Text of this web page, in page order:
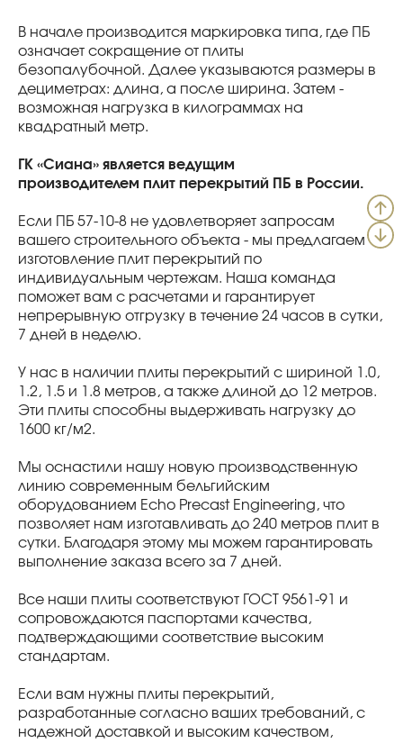
В начале производится маркировка типа, где ПБ
означает сокращение от плиты
безопалубочной. Далее указываются размеры в
дециметрах: длина, а после ширина. Затем -
возможная нагрузка в килограммах на
квадратный метр.
ГК «Сиана» является ведущим
производителем плит перекрытий ПБ в России.
Если ПБ 57-10-8 не удовлетворяет запросам
вашего строительного объекта - мы предлагаем
изготовление плит перекрытий по
индивидуальным чертежам. Наша команда
поможет вам с расчетами и гарантирует
непрерывную отгрузку в течение 24 часов в сутки,
7 дней в неделю.
У нас в наличии плиты перекрытий с шириной 1.0,
1.2, 1.5 и 1.8 метров, а также длиной до 12 метров.
Эти плиты способны выдерживать нагрузку до
1600 кг/м2.
Мы оснастили нашу новую производственную
линию современным бельгийским
оборудованием Echo Precast Engineering, что
позволяет нам изготавливать до 240 метров плит в
сутки. Благодаря этому мы можем гарантировать
выполнение заказа всего за 7 дней.
Все наши плиты соответствуют ГОСТ 9561-91 и
сопровождаются паспортами качества,
подтверждающими соответствие высоким
стандартам.
Если вам нужны плиты перекрытий,
разработанные согласно ваших требований, с
надежной доставкой и высоким качеством,